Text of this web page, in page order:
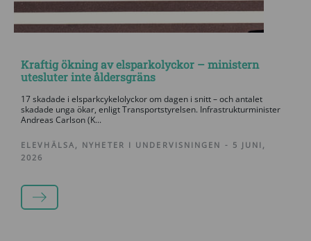
Kraftig ökning av elsparkolyckor – ministern
utesluter inte åldersgräns
17 skadade i elsparkcykelolyckor om dagen i snitt – och antalet
skadade unga ökar, enligt Transportstyrelsen. Infrastrukturminister
Andreas Carlson (K...
ELEVHÄLSA , NYHETER I UNDERVISNINGEN - 5 JUNI,
2026
LÄS MER